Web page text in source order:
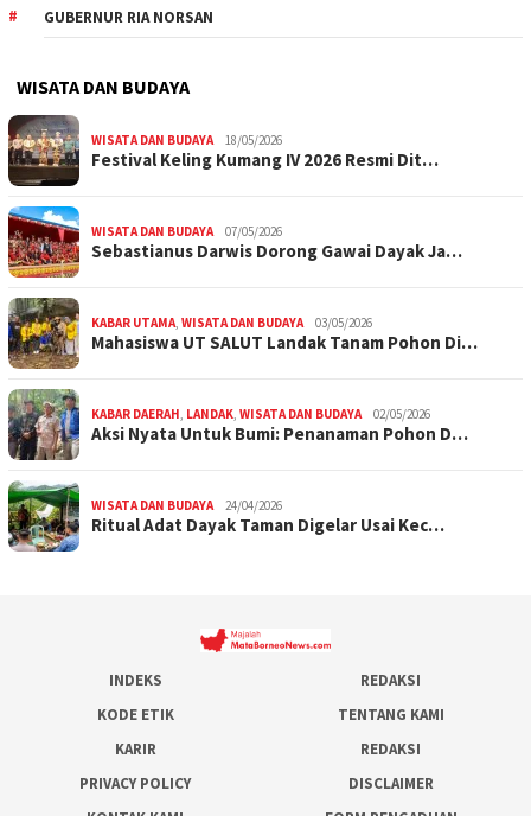
GUBERNUR RIA NORSAN
WISATA DAN BUDAYA
WISATA DAN BUDAYA 18/05/2026
Festival Keling Kumang IV 2026 Resmi Dit…
WISATA DAN BUDAYA 07/05/2026
Sebastianus Darwis Dorong Gawai Dayak Ja…
KABAR UTAMA WISATA DAN BUDAYA 03/05/2026
Mahasiswa UT SALUT Landak Tanam Pohon Di…
KABAR DAERAH LANDAK WISATA DAN BUDAYA 02/05/2026
Aksi Nyata Untuk Bumi: Penanaman Pohon D…
WISATA DAN BUDAYA 24/04/2026
Ritual Adat Dayak Taman Digelar Usai Kec…
INDEKS
REDAKSI
KODE ETIK
TENTANG KAMI
KARIR
REDAKSI
PRIVACY POLICY
DISCLAIMER